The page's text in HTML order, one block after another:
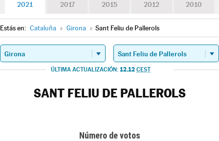
2021 2017 2015 2012 2010
Estás en: Cataluña » Girona » Sant Feliu de Pallerols
ÚLTIMA ACTUALIZACIÓN: 12.12 CEST
SANT FELIU DE PALLEROLS
Número de votos